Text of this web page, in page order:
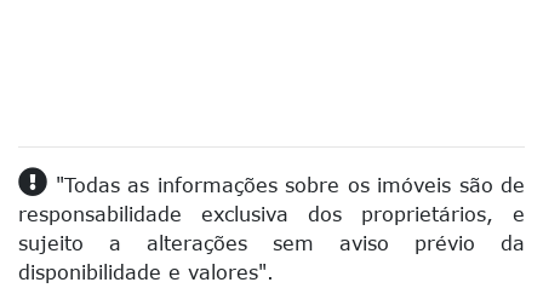
"Todas as informações sobre os imóveis são de
responsabilidade exclusiva dos proprietários, e
sujeito a alterações sem aviso prévio da
disponibilidade e valores".